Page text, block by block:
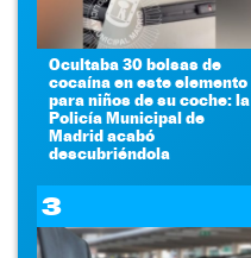
Ocultaba 30 bolsas de
cocaína en este elemento
para niños de su coche: la
Policía Municipal de
Madrid acabó
descubriéndola
3